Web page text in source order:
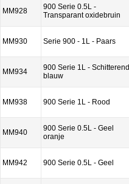
MM928
900 Serie 0.5L -
Transparant oxidebruin
MM930 Serie 900 - 1L - Paars
MM934
900 Serie 1L - Schitterend
blauw
MM938 900 Serie 1L - Rood
MM940
900 Serie 0.5L - Geel
oranje
MM942 900 Serie 0.5L - Geel